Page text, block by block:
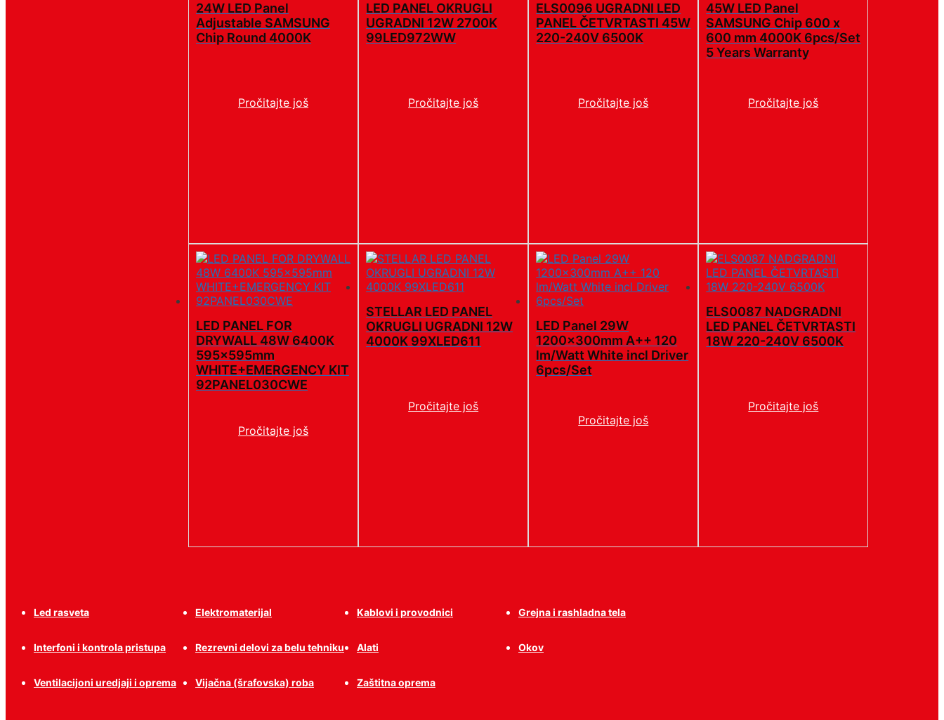
24W LED Panel
Adjustable SAMSUNG
Chip Round 4000K
Pročitajte još
LED PANEL OKRUGLI
UGRADNI 12W 2700K
99LED972WW
Pročitajte još
ELS0096 UGRADNI LED
PANEL ČETVRTASTI 45W
220-240V 6500K
Pročitajte još
45W LED Panel
SAMSUNG Chip 600 x
600 mm 4000K 6pcs/Set
5 Years Warranty
Pročitajte još
LED PANEL FOR
DRYWALL 48W 6400K
595x595mm
WHITE+EMERGENCY KIT
92PANEL030CWE
Pročitajte još
STELLAR LED PANEL
OKRUGLI UGRADNI 12W
4000K 99XLED611
Pročitajte još
LED Panel 29W
1200x300mm A++ 120
lm/Watt White incl Driver
6pcs/Set
Pročitajte još
ELS0087 NADGRADNI
LED PANEL ČETVRTASTI
18W 220-240V 6500K
Pročitajte još
Led rasveta Elektromaterijal Kablovi i provodnici Grejna i rashladna tela
Interfoni i kontrola pristupa Rezrevni delovi za belu tehniku Alati Okov
Ventilacijoni uredjaji i oprema Vijačna (šrafovska) roba Zaštitna oprema